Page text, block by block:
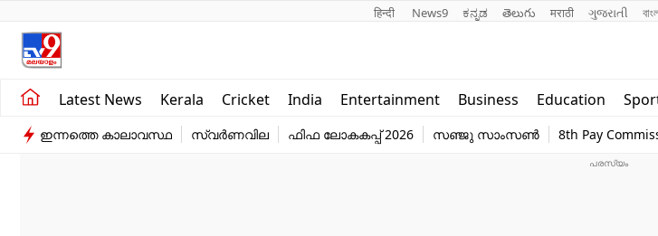
हिन्दी News9 ಕನ್ನಡ తెలుగు मराठी ગુજરાતી
Latest News Kerala Cricket India Entertainment Business Education
Kerala
India
Education
world
ഇന്നത്തെ കാലാവസ്ഥ സ്വർണവില ഫിഫ ലോകകപ്പ് 2026 സഞ്ജു സാംസൺ 8th Pay